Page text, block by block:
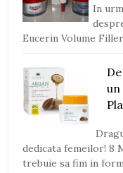
In
Eucerin Volume
un
dedicata femeilor! 8
trebuie sa fim in